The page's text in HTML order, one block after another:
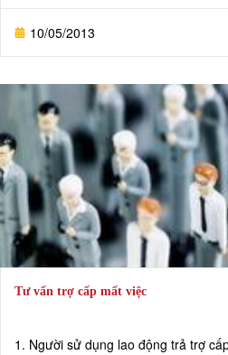
2. Xác lập về các điều kiện lao động
quyền và nghĩa vụ của mỗi bên
10/05/2013
Tư vấn trợ cấp mất việc
1. Người sử dụng lao động trả trợ